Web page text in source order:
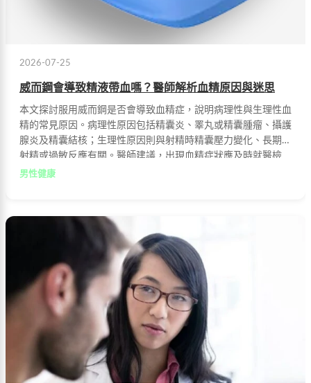
2026-07-25
威而鋼會導致精液帶血嗎？醫師解析血精原因與迷思
本文探討服用威而鋼是否會導致血精症，說明病理性與生理性血
精的常見原因。病理性原因包括精囊炎、睪丸或精囊腫瘤、攝護
腺炎及精囊結核；生理性原因則與射精時精囊壓力變化、長期無
射精或過敏反應有關。醫師建議，出現血精症狀應及時就醫檢
查。
男性健康